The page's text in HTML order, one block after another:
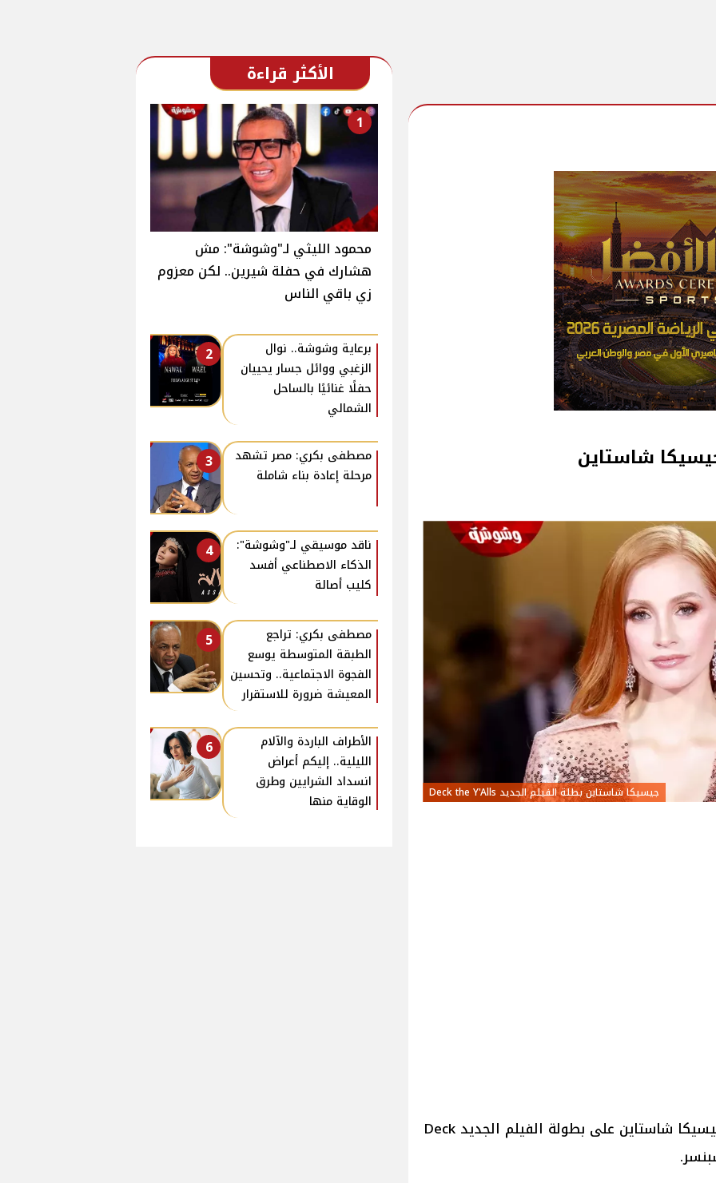
شاستاين
جيسيكا شاستاين بطلة الفيلم الجديد Deck the Y'Alls
تعاقدت رسمياً الممثلة الأمريكية جيسيكا شاستاين على بطولة الفيلم الجديد Deck
الأكثر قراءة
1
محمود الليثي لـ"وشوشة": مش
هشارك في حفلة شيرين.. لكن معزوم
زي باقي الناس
2
برعاية وشوشة.. نوال
الزغبي ووائل جسار يحييان
حفلًا غنائيًا بالساحل
الشمالي
3
مصطفى بكري: مصر تشهد
مرحلة إعادة بناء شاملة
4
ناقد موسيقي لـ"وشوشة":
الذكاء الاصطناعي أفسد
كليب أصالة
5
مصطفى بكري: تراجع
الطبقة المتوسطة يوسع
الفجوة الاجتماعية.. وتحسين
المعيشة ضرورة للاستقرار
6
الأطراف الباردة والآلام
الليلية.. إليكم أعراض
انسداد الشرايين وطرق
الوقاية منها